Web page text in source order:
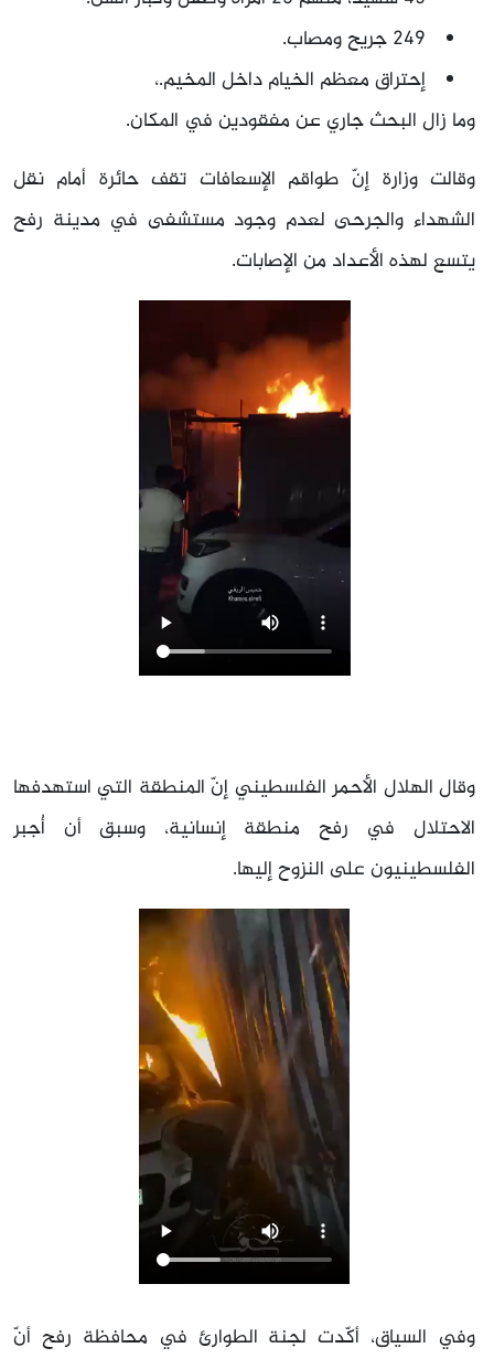
249 جريح ومصاب.
إحتراق معظم الخيام داخل المخيم.،
وما زال البحث جاري عن مفقودين في المكان.
وقالت وزارة إنّ طواقم الإسعافات تقف حائرة أمام نقل
الشهداء والجرحى لعدم وجود مستشفى في مدينة رفح
يتسع لهذه الأعداد من الإصابات.
وقال الهلال الأحمر الفلسطيني إنّ المنطقة التي استهدفها
الاحتلال في رفح منطقة إنسانية، وسبق أن أُجبر
الفلسطينيون على النزوح إليها.
وفي السياق، أكّدت لجنة الطوارئ في محافظة رفح أنّ